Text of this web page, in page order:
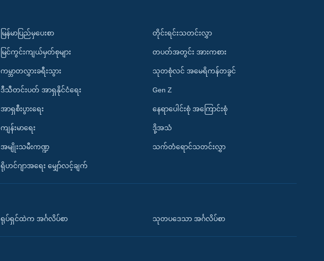
မြန်မာပြည်မှပေးစာ
မြင်ကွင်းကျယ်မှတ်စုများ
ကမ္ဘာတလွှားခရီးသွား
ဒီသီတင်းပတ် အာရှနိုင်ငံရေး
အာရှစီးပွားရေး
ကျန်းမာရေး
အမျိုးသမီးကဏ္ဍ
ရိုဟင်ဂျာအရေး မျှော်လင့်ချက်
တိုင်းရင်းသတင်းလွှာ
တပတ်အတွင်း အားကစား
သုတစုံလင် အမေရိကန်တခွင်
Gen Z
နေရာပေါင်းစုံ အကြောင်းစုံ
ဒို့အသံ
သက်တံရောင်သတင်းလွှာ
ရုပ်ရှင်ထဲက အင်္ဂလိပ်စာ သုတပဒေသာ အင်္ဂလိပ်စာ